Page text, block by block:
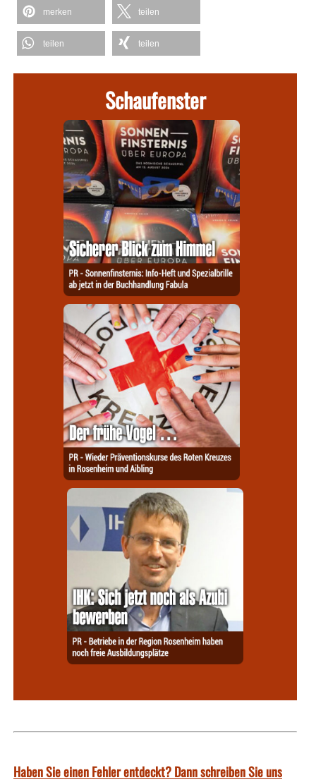
merken teilen
teilen teilen
Schaufenster
Haben Sie einen Fehler entdeckt? Dann schreiben Sie uns